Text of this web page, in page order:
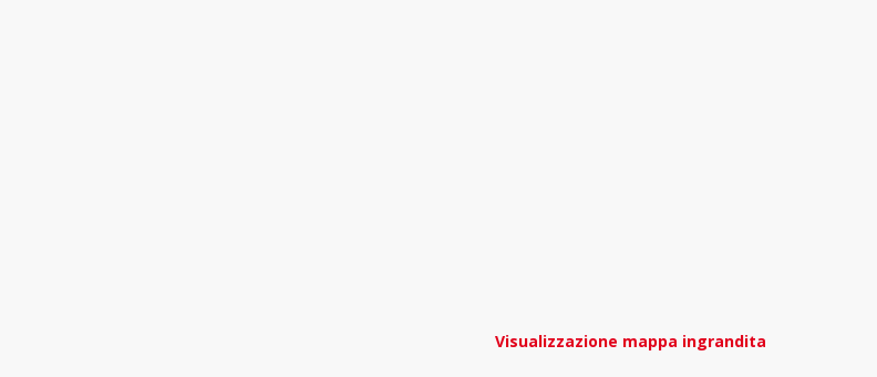
Visualizzazione mappa ingrandita